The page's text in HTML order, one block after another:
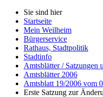
Sie sind hier
Startseite
Mein Weilheim
Bürgerservice
Rathaus, Stadtpolitik
Stadtinfo
Amtsblätter / Satzungen
Amtsblätter 2006
Amtsblatt 19/2006 vom
Erste Satzung zur